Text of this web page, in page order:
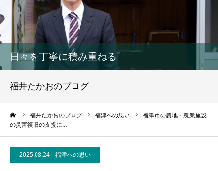
日々を丁寧に積み重ねる
福井たかおのブログ
福井たかおのブログ 福津への思い
福津市の農地・農業施設
の災害復旧の支援に…
2025.08.24 福津への思い
プロフィール
市政方針ーまちの未来を再設計ー